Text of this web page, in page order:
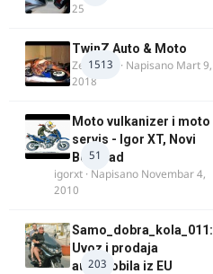
25
1513
TwinZ Auto & Moto
Zeljkamp · Napisano Mart 9,
2018
51
Moto vulkanizer i moto
servis - Igor XT, Novi
Beograd
igorxt · Napisano Novembar 4,
2010
203
Samo_dobra_kola_011:
Uvoz i prodaja
automobila iz EU